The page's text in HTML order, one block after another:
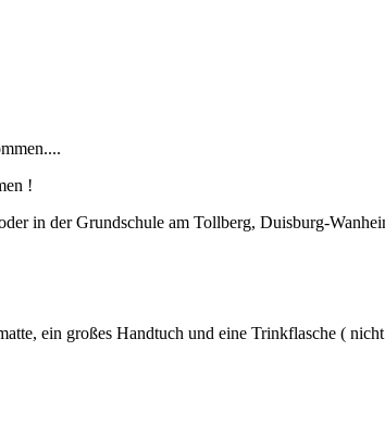
!
in der Grundschule am Tollberg, Duisburg-
ein großes Handtuch und eine Trinkflasche (